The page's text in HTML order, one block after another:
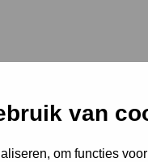
van
om functies